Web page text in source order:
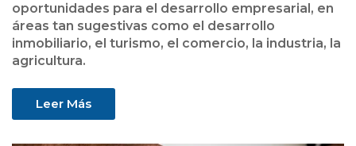
oportunidades para el desarrollo empresarial, en
áreas tan sugestivas como el desarrollo
inmobiliario, el turismo, el comercio, la industria, la
agricultura.
Leer Más